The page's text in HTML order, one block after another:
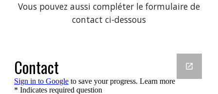
Vous pouvez aussi compléter le formulaire de
contact ci-dessous